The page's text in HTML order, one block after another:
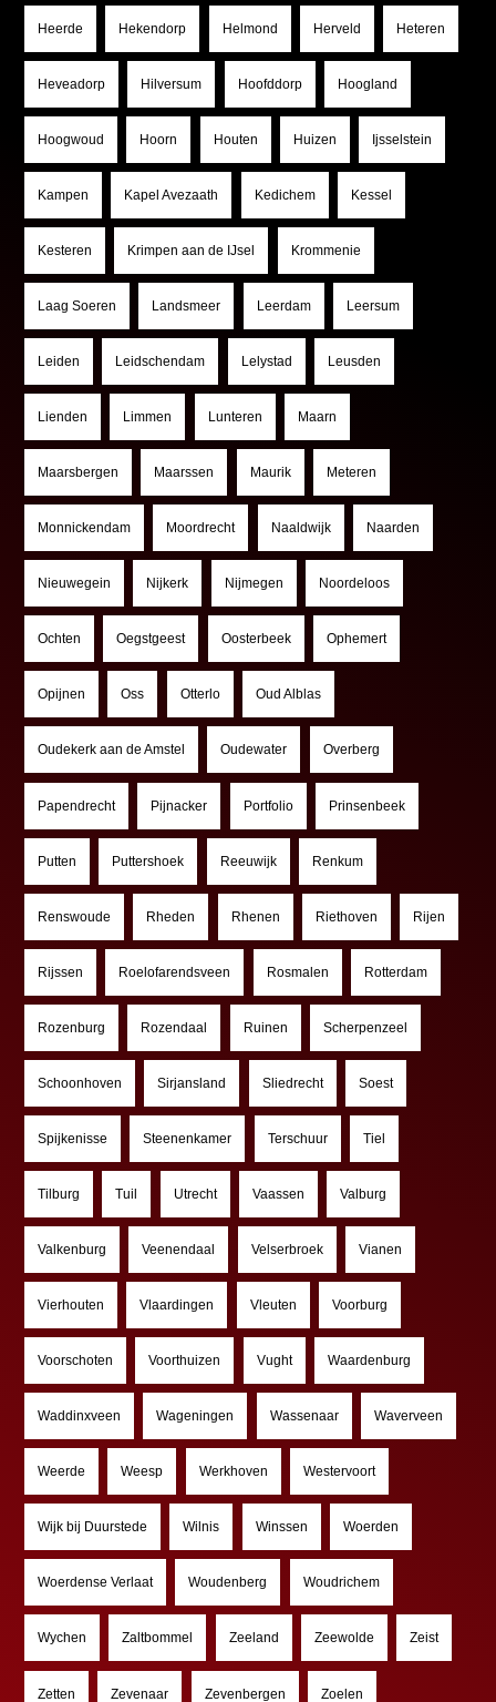
Heerde Hekendorp Helmond Herveld Heteren
Heveadorp Hilversum Hoofddorp Hoogland
Hoogwoud Hoorn Houten Huizen Ijsselstein
Kampen Kapel Avezaath Kedichem Kessel
Kesteren Krimpen aan de IJsel Krommenie
Laag Soeren Landsmeer Leerdam Leersum
Leiden Leidschendam Lelystad Leusden
Lienden Limmen Lunteren Maarn
Maarsbergen Maarssen Maurik Meteren
Monnickendam Moordrecht Naaldwijk Naarden
Nieuwegein Nijkerk Nijmegen Noordeloos
Ochten Oegstgeest Oosterbeek Ophemert
Opijnen Oss Otterlo Oud Alblas
Oudekerk aan de Amstel Oudewater Overberg
Papendrecht Pijnacker Portfolio Prinsenbeek
Putten Puttershoek Reeuwijk Renkum
Renswoude Rheden Rhenen Riethoven Rijen
Rijssen Roelofarendsveen Rosmalen Rotterdam
Rozenburg Rozendaal Ruinen Scherpenzeel
Schoonhoven Sirjansland Sliedrecht Soest
Spijkenisse Steenenkamer Terschuur Tiel
Tilburg Tuil Utrecht Vaassen Valburg
Valkenburg Veenendaal Velserbroek Vianen
Vierhouten Vlaardingen Vleuten Voorburg
Voorschoten Voorthuizen Vught Waardenburg
Waddinxveen Wageningen Wassenaar Waverveen
Weerde Weesp Werkhoven Westervoort
Wijk bij Duurstede Wilnis Winssen Woerden
Woerdense Verlaat Woudenberg Woudrichem
Wychen Zaltbommel Zeeland Zeewolde Zeist
Zetten Zevenaar Zevenbergen Zoelen